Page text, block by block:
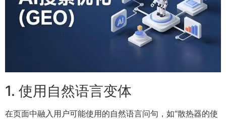
1. 使用自然语言变体
在页面中融入用户可能使用的自然语言问句，如“散热器的使